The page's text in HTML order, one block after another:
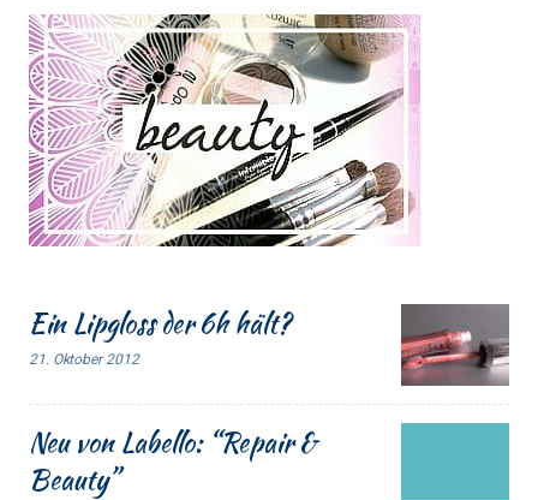
Ein Lipgloss der 6h hält?
21. Oktober 2012
Neu von Labello: “Repair &
Beauty”